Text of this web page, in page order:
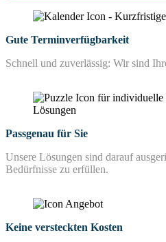
Gute Terminverfügbarkeit
Schnell und zuverlässig: Wir sind
Passgenau für Sie
Unsere Lösungen sind darauf
Bedürfnisse zu erfüllen.
Keine versteckten Kosten